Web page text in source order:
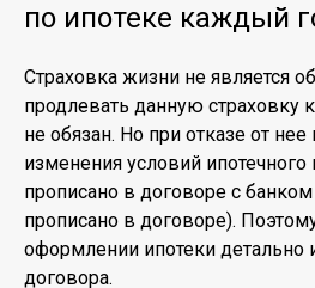
по ипотеке каждый
Страховка жизни не является
продлевать данную
не обязан. Но при отказе от
изменения условий ипотечного
прописано в договоре с
прописано в договоре).
оформлении ипотеки детально
договора.